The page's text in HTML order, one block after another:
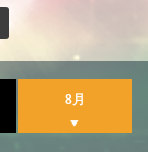
8月